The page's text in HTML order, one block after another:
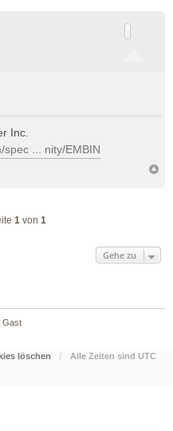
Inc.
... nity/EMBIN
1 von 1
Gehe zu
Gast
löschen Alle Zeiten sind UTC